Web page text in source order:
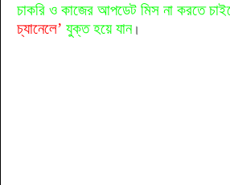
চাকরি ও কাজের আপডেট মিস না করতে
চ্যানেলে’ যুক্ত হয়ে যান ।